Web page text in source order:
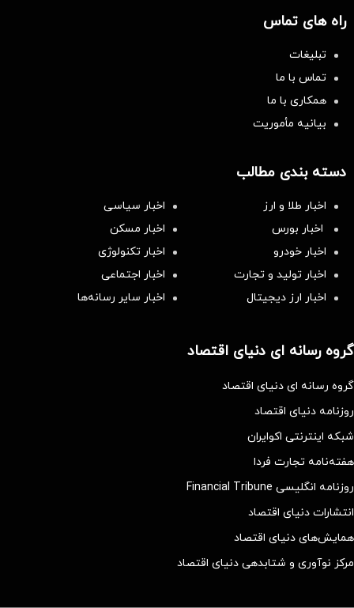
راه های تماس
تبلیغات
تماس با ما
همکاری با ما
بیانیه مأموریت
دسته بندی مطالب
اخبار طلا و ارز
اخبار سیاسی
اخبار بورس
اخبار مسکن
اخبار خودرو
اخبار تکنولوژی
اخبار تولید و تجارت
اخبار اجتماعی
اخبار ارز دیجیتال
اخبار سایر رسانه‌‌ها
گروه رسانه ای دنیای اقتصاد
گروه رسانه ای دنیای اقتصاد
روزنامه دنیای اقتصاد
شبکه اینترنتی اکوایران
هفته‌نامه تجارت فردا
روزنامه انگلیسی Financial Tribune
انتشارات دنیای اقتصاد
همایش‌های دنیای اقتصاد
مرکز نوآوری و شتابدهی دنیای اقتصاد